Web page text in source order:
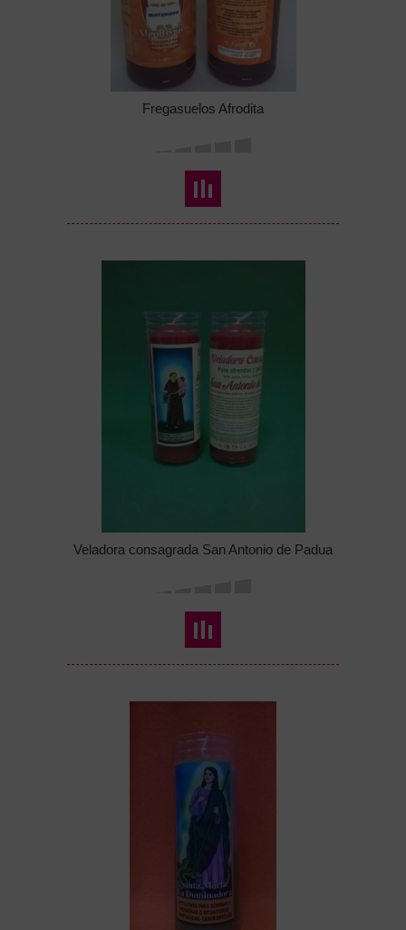
Fregasuelos Afrodita
Veladora consagrada San Antonio de Padua